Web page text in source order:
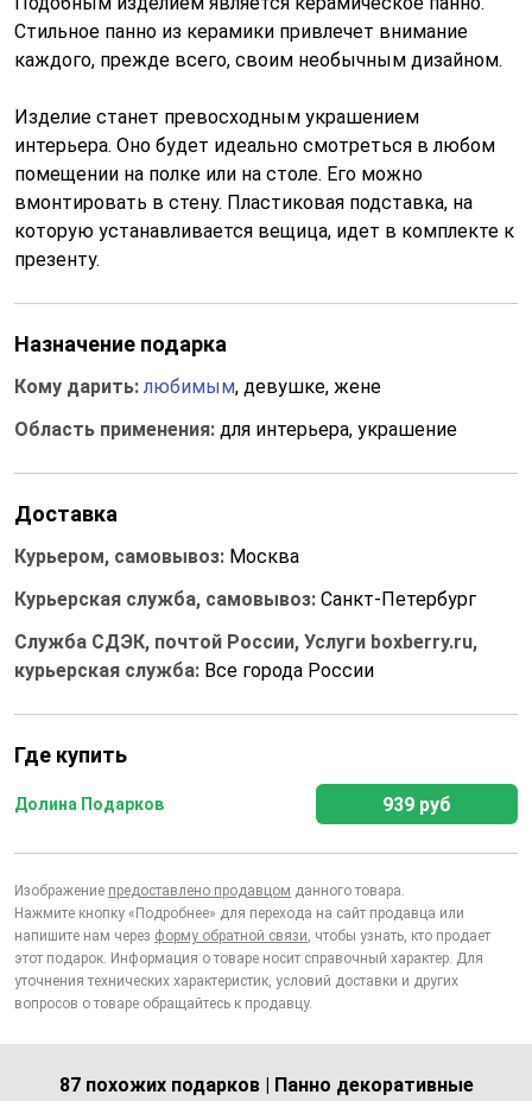
Стильное панно из керамики привлечет внимание
каждого, прежде всего, своим необычным дизайном.
Изделие станет превосходным украшением
интерьера. Оно будет идеально смотреться в любом
помещении на полке или на столе. Его можно
вмонтировать в стену. Пластиковая подставка, на
которую устанавливается вещица, идет в комплекте к
презенту.
Назначение подарка
Кому дарить:любимым, девушке, жене
Область применения: для интерьера, украшение
Доставка
Курьером, самовывоз: Москва
Курьерская служба, самовывоз: Санкт-Петербург
Служба СДЭК, почтой России, Услуги boxberry.ru,
курьерская служба: Все города России
Где купить
Долина Подарков 939 руб
Изображение предоставлено продавцом данного товара.
Нажмите кнопку «Подробнее» для перехода на сайт продавца или
напишите нам через форму обратной связи, чтобы узнать, кто продает
этот подарок. Информация о товаре носит справочный характер. Для
уточнения технических характеристик, условий доставки и других
вопросов о товаре обращайтесь к продавцу.
87 похожих подарков | Панно декоративные